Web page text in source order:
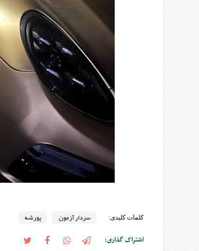
کلمات کلیدی: سردار آزمون پورشه
اشتراک گذاری: